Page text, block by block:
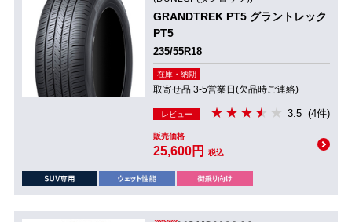
GRANDTREK PT5 グラントレック
PT5
235/55R18
在庫・納期
取寄せ品 3-5営業日(欠品時ご連絡)
レビュー 3.5 (4件)
販売価格
25,600円 税込